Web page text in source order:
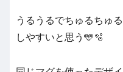
うるうるでちゅるちゅ
しやすいと思う🩵🫧